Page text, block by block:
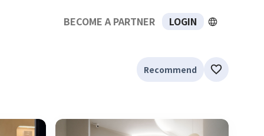
BECOME A PARTNER LOGIN
Recommend